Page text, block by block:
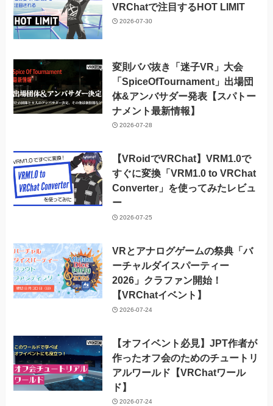
VRChatで注目するHOT LIMIT
2026-07-30
変則ババ抜き「迷子VR」大会
「SpiceOfTournament」出場団
体&アンバサダー発表【スパトー
ナメント最新情報】
2026-07-28
【VRoidでVRChat】VRM1.0で
すぐに変換「VRM1.0 to VRChat
Converter」を使ってみたレビュ
ー
2026-07-25
VRとアナログゲームの祭典「バ
ーチャルダイスパーティー
2026」クラファン開始！
【VRChatイベント】
2026-07-24
【オフイベント必見】JPT作者が
作ったオフ会のためのチュートリ
アルワールド【VRChatワール
ド】
2026-07-24